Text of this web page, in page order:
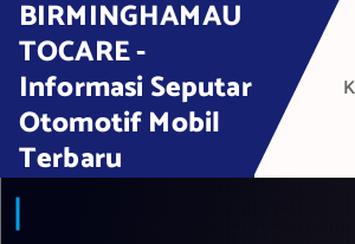
BIRMINGHAMAU
TOCARE -
Informasi Seputar
Otomotif Mobil
Terbaru